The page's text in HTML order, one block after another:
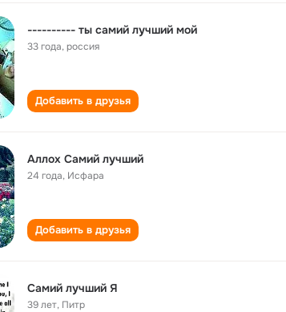
---------- ты самий лучший мой
33 года,россия
Добавить в друзья
Аллох Самий лучший
24 года, Исфара
Добавить в друзья
Самий лучший Я
39 лет, Питр